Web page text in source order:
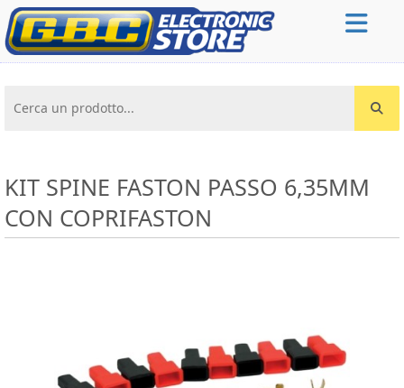
Cerca un prodotto...
KIT SPINE FASTON PASSO 6,35MM
CON COPRIFASTON